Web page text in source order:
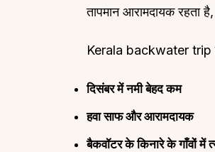
तापमान आरामदायक रहता
Kerala backwater trip
दिसंबर में नमी बेहद कम
हवा साफ और आरामदायक
बैकवॉटर के किनारे के गाँवों में